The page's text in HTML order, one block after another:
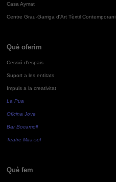
Casa Aymat
Centre Grau-Garriga d'Art Tèxtil Contemporani
Què oferim
Cessió d'espais
Suport a les entitats
Impuls a la creativitat
La Pua
Oficina Jove
Bar Bocamoll
Teatre Mira-sol
Què fem